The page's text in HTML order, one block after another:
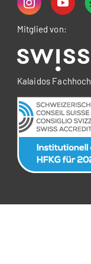
Mitglied von:
Kalaidos